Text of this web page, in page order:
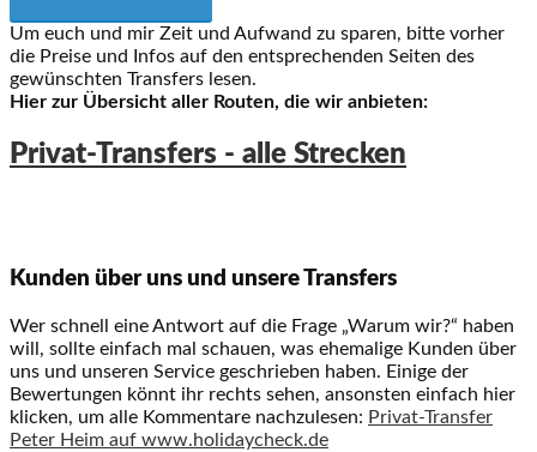
Um euch und mir Zeit und Aufwand zu sparen, bitte vorher
die Preise und Infos auf den entsprechenden Seiten des
gewünschten Transfers lesen.
Hier zur Übersicht aller Routen, die wir anbieten:
Privat-Transfers - alle Strecken
Kunden über uns und unsere Transfers
Wer schnell eine Antwort auf die Frage „Warum wir?“ haben
will, sollte einfach mal schauen, was ehemalige Kunden über
uns und unseren Service geschrieben haben. Einige der
Bewertungen könnt ihr rechts sehen, ansonsten einfach hier
klicken, um alle Kommentare nachzulesen: Privat-Transfer
Peter Heim auf www.holidaycheck.de